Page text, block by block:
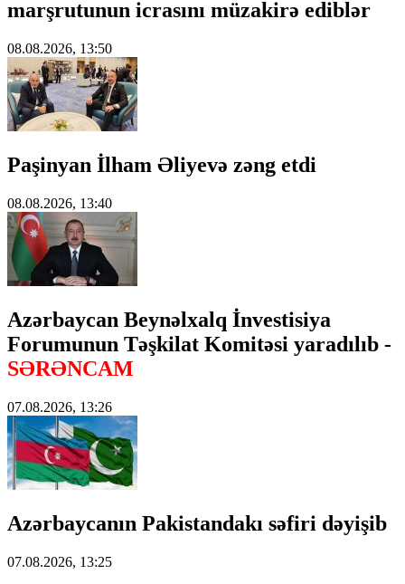
marşrutunun icrasını müzakirə ediblər
08.08.2026, 13:50
Paşinyan İlham Əliyevə zəng etdi
08.08.2026, 13:40
Azərbaycan Beynəlxalq İnvestisiya
Forumunun Təşkilat Komitəsi yaradılıb -
SƏRƏNCAM
07.08.2026, 13:26
Azərbaycanın Pakistandakı səfiri dəyişib
07.08.2026, 13:25